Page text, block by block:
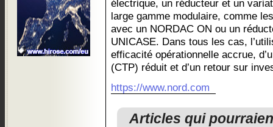
électrique, un réducteur et un
large gamme modulaire, comme
avec un NORDAC ON ou un
UNICASE. Dans tous les cas,
efficacité opérationnelle accrue,
(CTP) réduit et d’un retour sur
https://www.nord.com
Articles qui